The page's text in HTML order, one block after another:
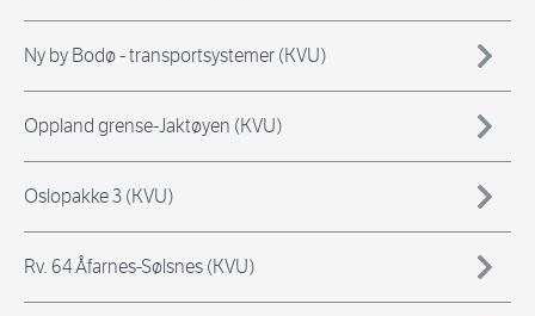
Ny by Bodø - transportsystemer (KVU)
Oppland grense-Jaktøyen (KVU)
Oslopakke 3 (KVU)
Rv. 64 Åfarnes-Sølsnes (KVU)